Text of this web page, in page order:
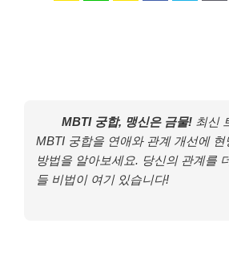
MBTI 궁합, 맹신은 금물! 최신
MBTI 궁합을 연애와 관계 개선에
방법을 알아보세요. 당신의 관계를
들 비법이 여기 있습니다!